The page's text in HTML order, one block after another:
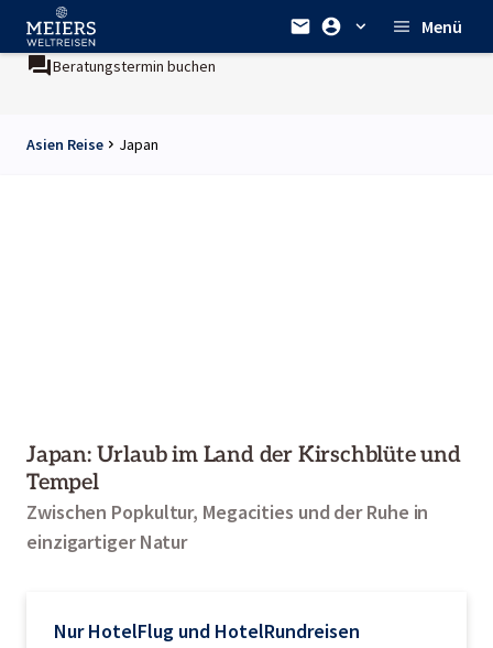
Menü
Beratungstermin buchen
Asien Reise Japan
Japan: Urlaub im Land der Kirschblüte und
Tempel
Zwischen Popkultur, Megacities und der Ruhe in
einzigartiger Natur
Nur HotelFlug und HotelRundreisen